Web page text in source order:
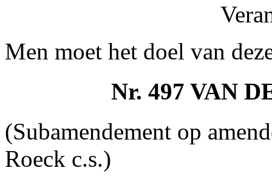
Men moet het doel van
Nr. 497 VAN
(Subamendement op
Roeck c.s.)